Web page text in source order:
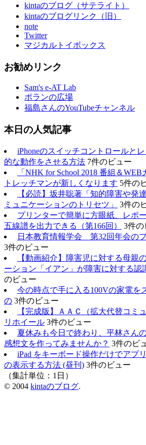
kintaのブログ（サテライト）
kintaのブログリンク（旧）
note
Twitter
マジカルトイボックス
お勧めリンク
Sam's e-AT Lab
ポランの広場
福島さんのYouTubeチャンネル
本日の人気記事
iPhoneのスイッチコントロールと
的な動作をさせる方法 7件のビュー
「NHK for School 2018 番組＆
トレッチマンが新しくなります 5件の
【必読】坂井聡著「知的障害や発
ミュニケーションのトリセツ」
3件の
プリンターで簡単に方眼紙、レポ
五線譜を出力できる（第166回）
3件の
日本教育情報学会 第32回年会の
3件のビュー
【動画紹介】障害児に対する母親
ーション「イアン」が障害に対する認
のビュー
今の時点で手に入る100Vの家電を
の 3件のビュー
【完成版】ＡＡＣ（拡大代替コミ
リホイール 3件のビュー
夏休みも今日で終わり、平林さん
感想文を作ってみませんか？ 3件のビ
iPad をキーボード操作だけでアプ
の表示する方法 (昼刊) 3件のビュー
（集計単位：1日）
© 2004 kintaのブログ.